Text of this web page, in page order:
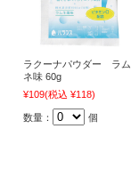
ラクーナパウダー ラム
ネ味 60g
¥109(税込 ¥118)
数量： 個